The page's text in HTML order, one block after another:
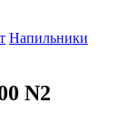
Напильники
N2